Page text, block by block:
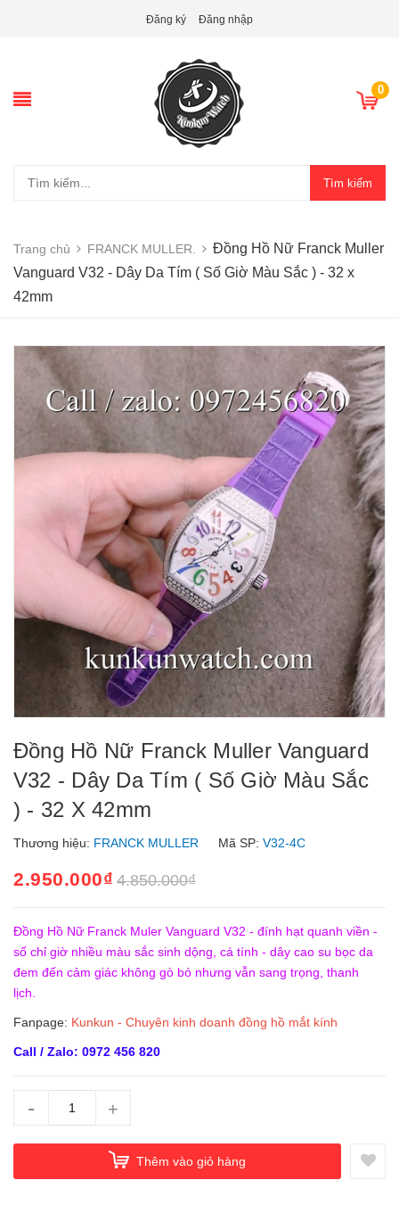
Đăng ký Đăng nhập
0
Tìm kiếm
Trang chủ FRANCK MULLER.
Đồng Hồ Nữ Franck Muller
Vanguard V32 - Dây Da Tím ( Số Giờ Màu Sắc ) - 32 x
42mm
Đồng Hồ Nữ Franck Muller Vanguard
V32 - Dây Da Tím ( Số Giờ Màu Sắc
) - 32 X 42mm
Thương hiệu: FRANCK MULLER Mã SP: V32-4C
2.950.000₫ 4.850.000₫
Đồng Hồ Nữ Franck Muler Vanguard V32 - đính hạt quanh viền -
số chỉ giờ nhiều màu sắc sinh dộng, cá tính - dây cao su bọc da
đem đến cảm giác không gò bó nhưng vẫn sang trọng, thanh
lịch.
Fanpage: Kunkun - Chuyên kinh doanh đồng hồ mắt kính
Call / Zalo: 0972 456 820
- +
Thêm vào giỏ hàng